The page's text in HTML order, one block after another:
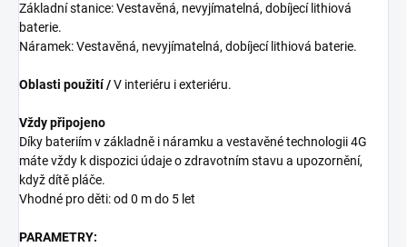
Základní stanice: Vestavěná, nevyjímatelná, dobíjecí lithiová
baterie.
Náramek: Vestavěná, nevyjímatelná, dobíjecí lithiová baterie.
Oblasti použití /V interiéru i exteriéru.
Vždy připojeno
Díky bateriím v základně i náramku a vestavěné technologii 4G
máte vždy k dispozici údaje o zdravotním stavu a upozornění,
když dítě pláče.
Vhodné pro děti: od 0 m do 5 let
PARAMETRY: